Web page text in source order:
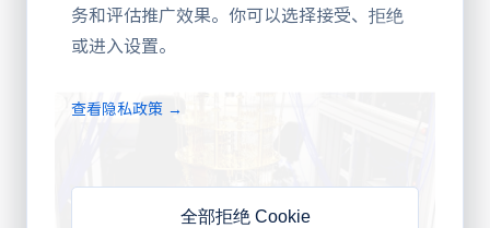
务和评估推广效果。你可以选择接受、拒绝
或进入设置。
查看隐私政策 →
全部拒绝 Cookie